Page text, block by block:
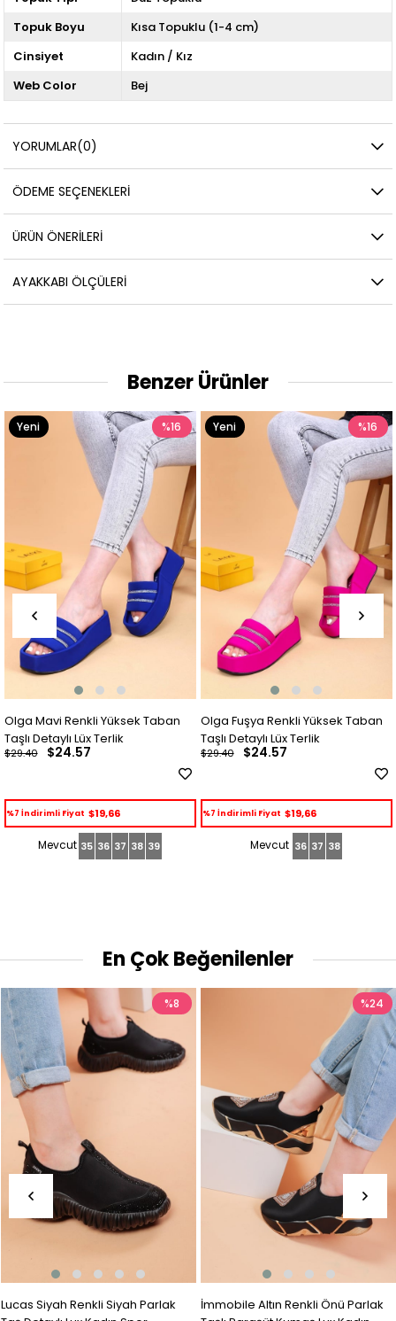
Topuk Boyu
Kısa Topuklu (1-4 cm)
Cinsiyet
Kadın / Kız
Web Color
Bej
YORUMLAR(0)
ÖDEME SEÇENEKLERI
ÜRÜN ÖNERILERI
AYAKKABI ÖLÇÜLERI
Benzer Ürünler
Olga Fuşya Renkli Yüksek Taban
Taşlı Detaylı Lüx Terlik
$24.57
$29.40
%7 İndirimli Fiyat $19,66
%16
Yeni
36 37 38
Olga Bej Renkli Yüksek Taban
Taşlı Detaylı Lüx Terlik
$24.57
$29.40
%7 İndirimli Fiyat $19,66
%16
Yeni
39 38 40
En Çok Beğenilenler
Lucas Siyah Renkli Siyah Parlak
%8
İmmobile Altın Renkli Önü Parlak
%24